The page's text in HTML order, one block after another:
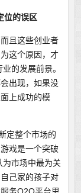
位的误区
且这些创业者
这个原因，才
的发展前景。
出现，如果没
上成功的模
定整个市场的
戏是一个突破
市场中最为关
己家的孩子对